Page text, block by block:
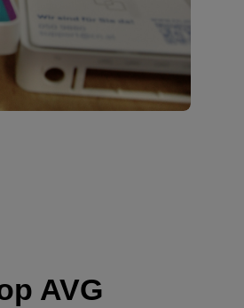
AVG